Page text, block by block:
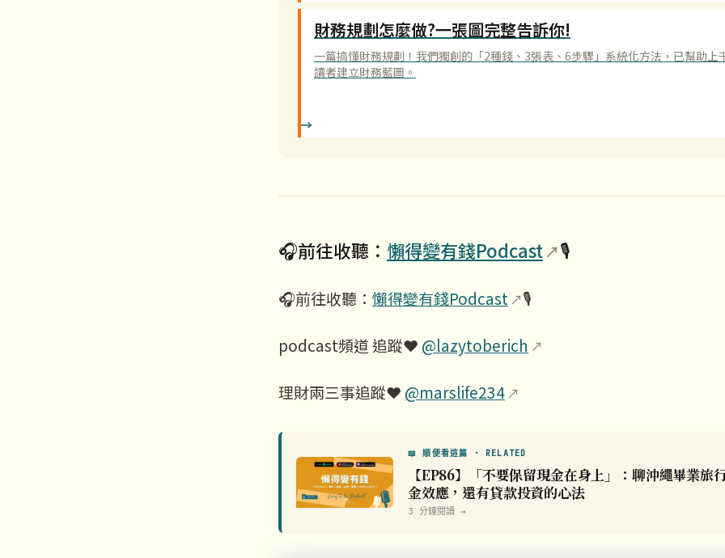
財務規劃怎麼做?一張圖完整告訴你!
一篇搞懂財務規劃！我們獨創的「2種錢、3張表、6步驟」系統化方法，已幫助上
讀者建立財務藍圖。
🎧前往收聽： 懶得變有錢Podcast 🎙️
🎧前往收聽： 懶得變有錢Podcast 🎙️
podcast頻道 追蹤❤️ @lazytoberich
理財兩三事追蹤❤️ @marslife234
📖 順便看這篇 · RELATED
【EP86】「不要保留現金在身上」：聊沖繩畢業旅
金效應，還有貸款投資的心法
3 分鐘閱讀 →